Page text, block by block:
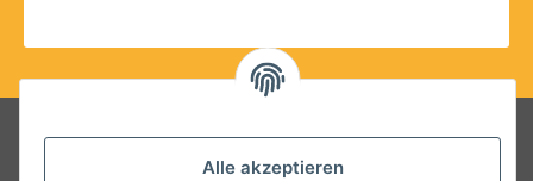
Alle akzeptieren
Folgt uns auf Social Media